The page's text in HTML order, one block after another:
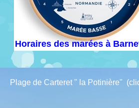
Horaires des marées à
Plage de Carteret " la Potinière"